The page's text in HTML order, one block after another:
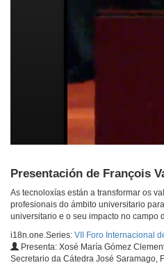
Presentación de François
As tecnoloxías están a transformar os
profesionais do ámbito universitario
universitario e o seu impacto no campo
i18n.one.Series: VII Foro Internacional
Presenta: Xosé María Gómez
Secretario da Cátedra José Saramago,